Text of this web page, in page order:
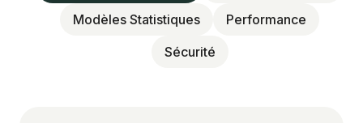
Modèles Statistiques
Performance
Sécurité